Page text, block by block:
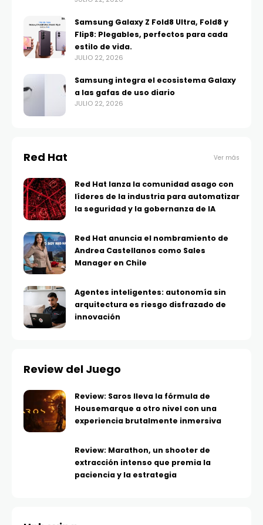
Samsung Galaxy Z Fold8 Ultra, Fold8 y
Flip8: Plegables, perfectos para cada
estilo de vida.
JULIO 22, 2026
Samsung integra el ecosistema Galaxy
a las gafas de uso diario
JULIO 22, 2026
Red Hat Ver más
Red Hat lanza la comunidad asago con
líderes de la industria para automatizar
la seguridad y la gobernanza de IA
Red Hat anuncia el nombramiento de
Andrea Castellanos como Sales
Manager en Chile
Agentes inteligentes: autonomía sin
arquitectura es riesgo disfrazado de
innovación
Review del Juego
Review: Saros lleva la fórmula de
Housemarque a otro nivel con una
experiencia brutalmente inmersiva
Review: Marathon, un shooter de
extracción intenso que premia la
paciencia y la estrategia